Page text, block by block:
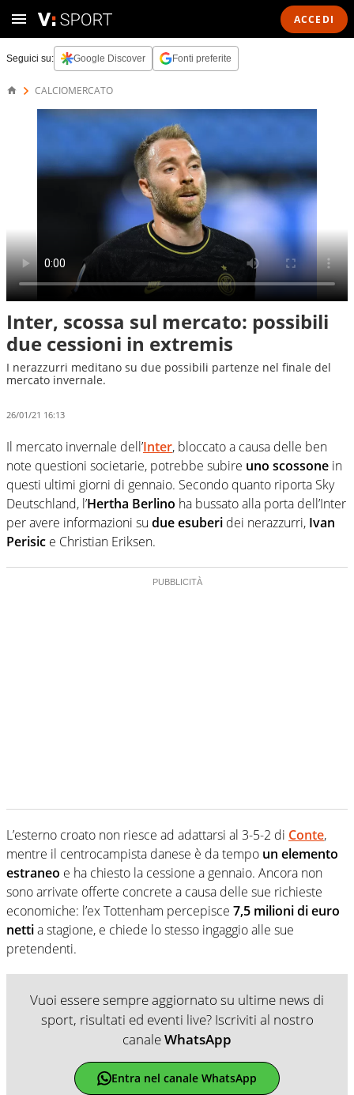
ACCEDI
Seguici su: Google Discover Fonti preferite
CALCIOMERCATO
Inter, scossa sul mercato: possibili
due cessioni in extremis
I nerazzurri meditano su due possibili partenze nel finale del
mercato invernale.
26/01/21 16:13
Il mercato invernale dell’Inter, bloccato a causa delle ben
note questioni societarie, potrebbe subire uno scossone in
questi ultimi giorni di gennaio. Secondo quanto riporta Sky
Deutschland, l’Hertha Berlino ha bussato alla porta dell’Inter
per avere informazioni su due esuberi dei nerazzurri, Ivan
Perisic e Christian Eriksen.
L’esterno croato non riesce ad adattarsi al 3-5-2 di Conte,
mentre il centrocampista danese è da tempo un elemento
estraneo e ha chiesto la cessione a gennaio. Ancora non
sono arrivate offerte concrete a causa delle sue richieste
economiche: l’ex Tottenham percepisce 7,5 milioni di euro
nettia stagione, e chiede lo stesso ingaggio alle sue
pretendenti.
Vuoi essere sempre aggiornato su ultime news di
sport, risultati ed eventi live? Iscriviti al nostro
canaleWhatsApp
Entra nel canale WhatsApp